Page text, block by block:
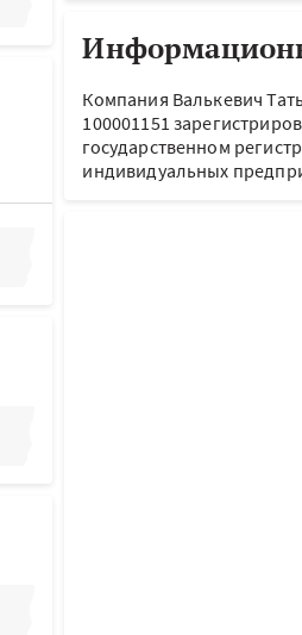
Компания Валькевич
100001151
государственном
индивидуальных